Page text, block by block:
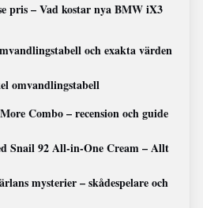
pris – Vad kostar nya BMW iX3
och exakta värden
omvandlingstabell
Combo – recension och guide
Snail 92 All-in-One Cream – Allt
mysterier – skådespelare och